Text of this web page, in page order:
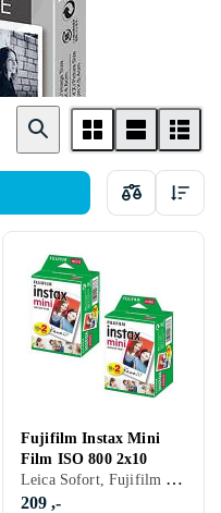
(
)
Fujifilm Instax Mini
Film ISO 800 2x10
Leica Sofort, Fujifilm Instax Mini, Farge
209 ,-